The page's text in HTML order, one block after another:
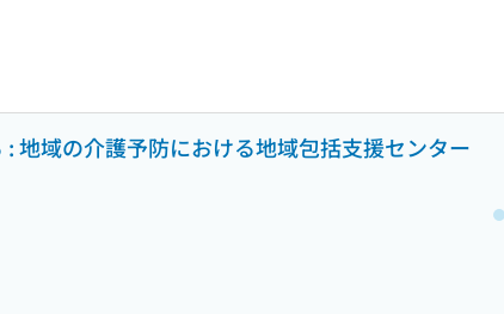
地域の介護予防における地域包括支援センター